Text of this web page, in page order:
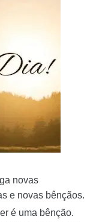
novas
e novas bênçãos.
é uma bênção.